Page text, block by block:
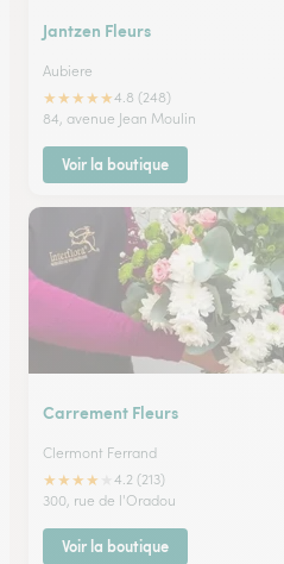
Jantzen Fleurs
Aubiere
★★★★★4.8 (248)
84, avenue Jean Moulin
Voir la boutique
Carrement Fleurs
Clermont Ferrand
★★★★
4.2 (213)
300, rue de l'Oradou
Voir la boutique